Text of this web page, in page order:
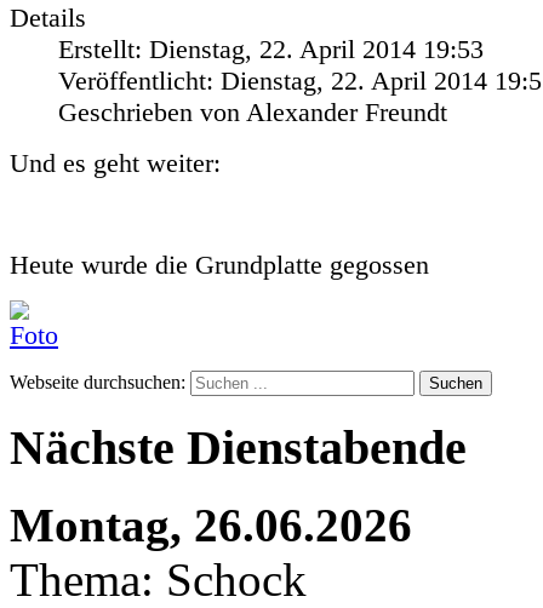
Details
Erstellt: Dienstag, 22. April 2014 19:53
Veröffentlicht: Dienstag, 22. April 2014
Geschrieben von Alexander Freundt
Und es geht weiter:
Heute wurde die Grundplatte gegossen
Webseite durchsuchen: Suchen
Nächste Dienstabende
Montag, 26.06.2026
Thema: Schock